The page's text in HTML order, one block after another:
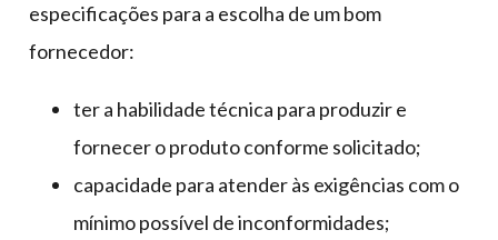
especificações para a escolha de um bom
fornecedor:
ter a habilidade técnica para produzir e
fornecer o produto conforme solicitado;
capacidade para atender às exigências com o
mínimo possível de inconformidades;